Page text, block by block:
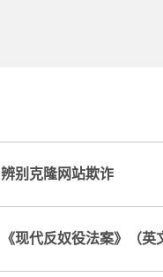
辨别克隆网站欺诈
《现代反奴役法案》（英